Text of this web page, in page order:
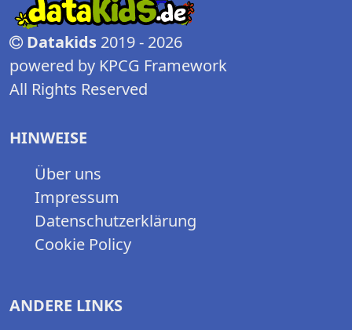
Datakids 2019 - 2026
powered by KPCG Framework
All Rights Reserved
HINWEISE
Über uns
Impressum
Datenschutzerklärung
Cookie Policy
ANDERE LINKS